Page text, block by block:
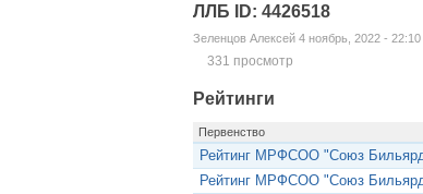
ЛЛБ ID: 4426518
Зеленцов Алексей 4 ноябрь, 2022 - 22:10
331 просмотр
Рейтинги
Первенство
Рейтинг МРФСОО "Союз
Рейтинг МРФСОО "Союз